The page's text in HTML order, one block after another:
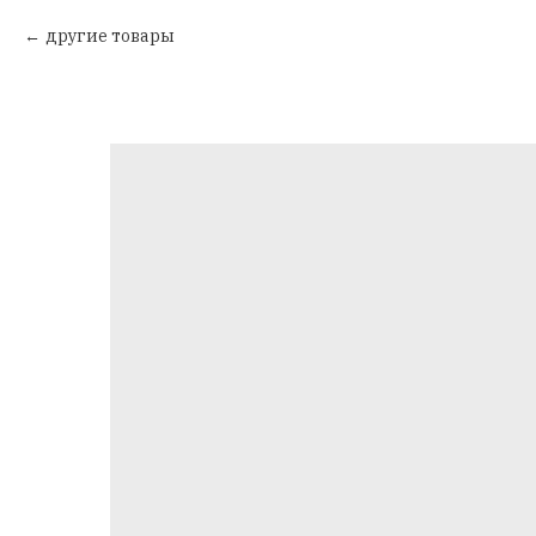
другие товары